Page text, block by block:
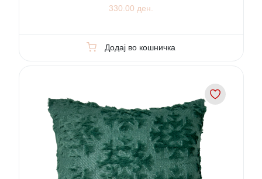
330.00 ден.
Додај во кошничка